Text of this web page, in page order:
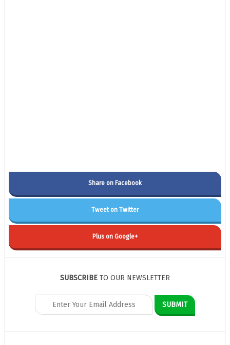
Share on Facebook
Tweet on Twitter
Plus on Google+
SUBSCRIBE TO OUR NEWSLETTER